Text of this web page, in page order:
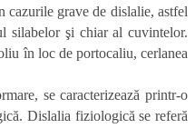
cazurile grave de dislalie, astfel
silabelor şi chiar al cuvintelor.
în loc de portocaliu, cerlanea
se caracterizează printr-o
Dislalia fiziologică se referă